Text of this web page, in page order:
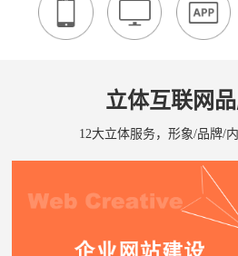
立体互联网
12大立体服务，形象/品牌/